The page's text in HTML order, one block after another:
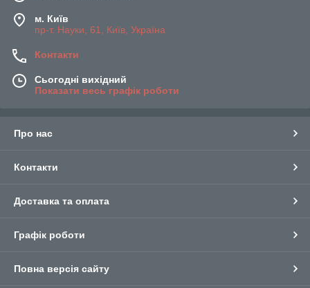
м. Київ
пр-т. Науки, 61, Київ, Україна
Контакти
Сьогодні вихідний
Показати весь графік роботи
Про нас
Контакти
Доставка та оплата
Графік роботи
Повна версія сайту